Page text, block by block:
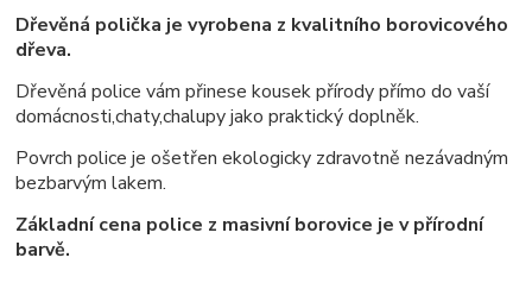
Dřevěná polička je vyrobena z kvalitního borovicového
dřeva.
Dřevěná police vám přinese kousek přírody přímo do vaší
domácnosti,chaty,chalupy jako praktický doplněk.
Povrch police je ošetřen ekologicky zdravotně nezávadným
bezbarvým lakem.
Základní cena police z masivní borovice je v přírodní
barvě.